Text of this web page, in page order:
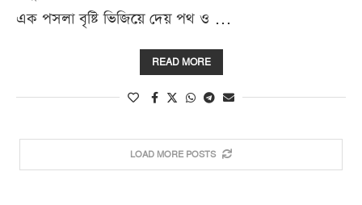
এক পসলা বৃষ্টি ভিজিয়ে দেয় পথ ও …
READ MORE
LOAD MORE POSTS